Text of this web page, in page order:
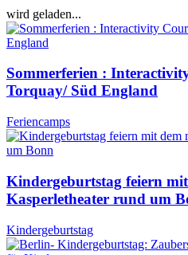
wird geladen...
Sommerferien :
Torquay/ Süd England
Feriencamps
Kindergeburtstag feiern
Kasperletheater rund um
Kindergeburtstag